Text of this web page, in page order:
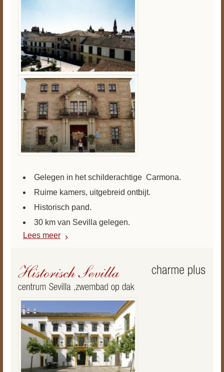
Gelegen in het schilderachtige Carmona.
Ruime kamers, uitgebreid ontbijt.
Historisch pand.
30 km van Sevilla gelegen.
Lees meer